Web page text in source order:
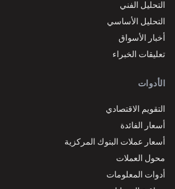
التحليل الفني
التحليل الأساسي
أخبار الأسواق
تعليقات الخبراء
الأدوات
التقويم الاقتصادي
أسعار الفائدة
أسعار عملات البنوك المركزية
محول العملات
أدوات المعلومات